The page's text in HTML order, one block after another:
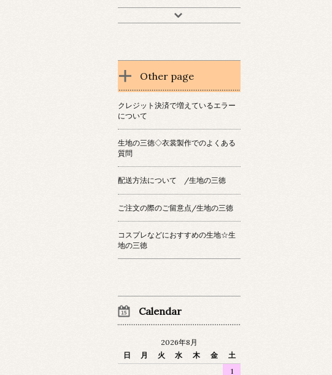
Other page
クレジット決済で増えているエラー
について
生地の三徳◇衣裳製作でのよくある
質問
配送方法について /生地の三徳
ご注文の際のご留意点/生地の三徳
コスプレなどにおすすめの生地☆生
地の三徳
Calendar
2026年8月
日
月 火 水 木 金
土
1